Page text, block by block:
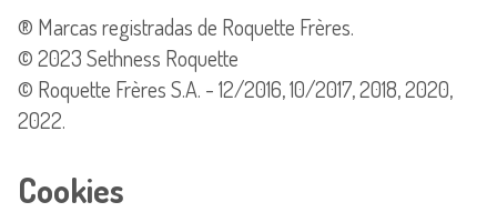
® Marcas registradas de Roquette Frères.
© 2023 Sethness Roquette
© Roquette Frères S.A. - 12/2016, 10/2017, 2018, 2020,
2022.
Cookies